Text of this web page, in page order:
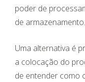
poder de
de armazenamento.
Uma alternativa é
a colocação do
de entender como